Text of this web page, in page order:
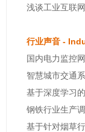
浅谈工业互联
行业声音 -
国内电力监控
智慧城市交通
基于深度学习
钢铁行业生产
基于针对烟草